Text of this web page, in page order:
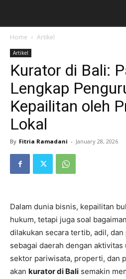
Home Artikel
Artikel
Kurator di Bali:
Lengkap
Kepailitan oleh
Lokal
By Fitria Ramadani - January 28, 2026
Dalam dunia bisnis, kepailitan
hukum, tetapi juga soal
dilakukan secara tertib, adil,
sebagai daerah dengan
sektor pariwisata, properti, dan
akan kurator di Bali semakin